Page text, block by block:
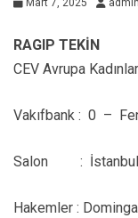
Mart 7, 2025 admin
RAGIP TEKİN
CEV Avrupa
Vakıfbank : 0 –
Salon : İstanbul-
Hakemler :